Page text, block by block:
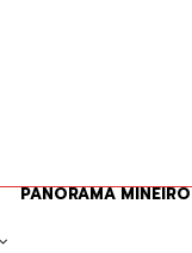
PANORAMA MINEIRO